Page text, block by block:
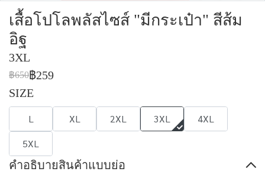
เสื้อโปโลพลัสไซส์ "มีกระเป๋า" สีส้ม
อิฐ
3XL
฿650฿259
SIZE
L XL 2XL 3XL
4XL
5XL
คำอธิบายสินค้าแบบย่อ